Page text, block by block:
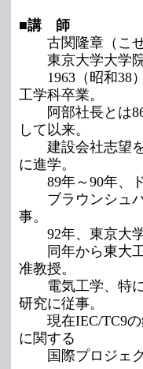
■講 師
古関隆章（こせ
東京大学大学院
1963（昭和38）
工学科卒業。
阿部社長とは86
して以来。
建設会社志望を
に進学。
89年～90年、ド
ブラウンシュバ
事。
92年、東京大学
同年から東大工
准教授。
電気工学、特に
研究に従事。
現在IEC/TC9の
に関する
国際プロジェク